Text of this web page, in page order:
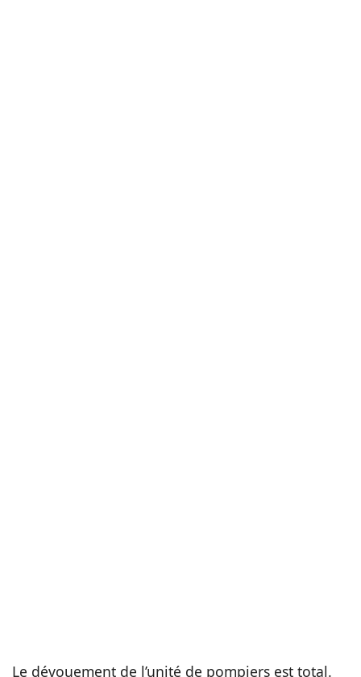
Le dévouement de l’unité de pompiers est total.